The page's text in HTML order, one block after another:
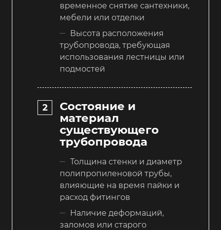
временное снятие сантехники,
мебели или отделки
Высота расположения
трубопровода, требующая
использования лестницы или
подмостей
Состояние и
материал
существующего
трубопровода
Толщина стенки и диаметр
полипропиленовой трубы,
влияющие на время пайки и
расход фитингов
Наличие деформаций,
заломов или старого